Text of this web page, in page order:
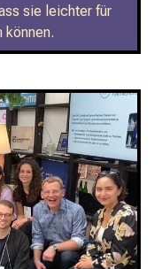
sie leichter für
können.